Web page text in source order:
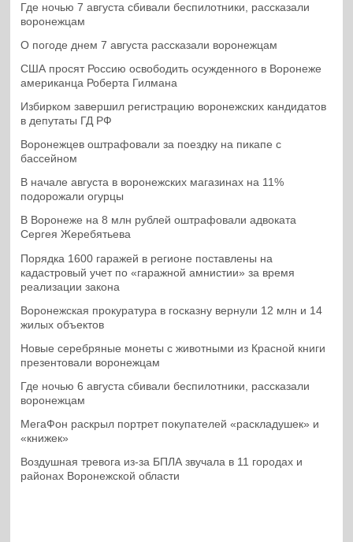
Где ночью 7 августа сбивали беспилотники, рассказали
воронежцам
О погоде днем 7 августа рассказали воронежцам
США просят Россию освободить осужденного в Воронеже
американца Роберта Гилмана
Избирком завершил регистрацию воронежских кандидатов
в депутаты ГД РФ
Воронежцев оштрафовали за поездку на пикапе с
бассейном
В начале августа в воронежских магазинах на 11%
подорожали огурцы
В Воронеже на 8 млн рублей оштрафовали адвоката
Сергея Жеребятьева
Порядка 1600 гаражей в регионе поставлены на
кадастровый учет по «гаражной амнистии» за время
реализации закона
Воронежская прокуратура в госказну вернули 12 млн и 14
жилых объектов
Новые серебряные монеты с животными из Красной книги
презентовали воронежцам
Где ночью 6 августа сбивали беспилотники, рассказали
воронежцам
МегаФон раскрыл портрет покупателей «раскладушек» и
«книжек»
Воздушная тревога из-за БПЛА звучала в 11 городах и
районах Воронежской области